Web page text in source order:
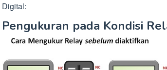
Digital:
Pengukuran pada Kondisi